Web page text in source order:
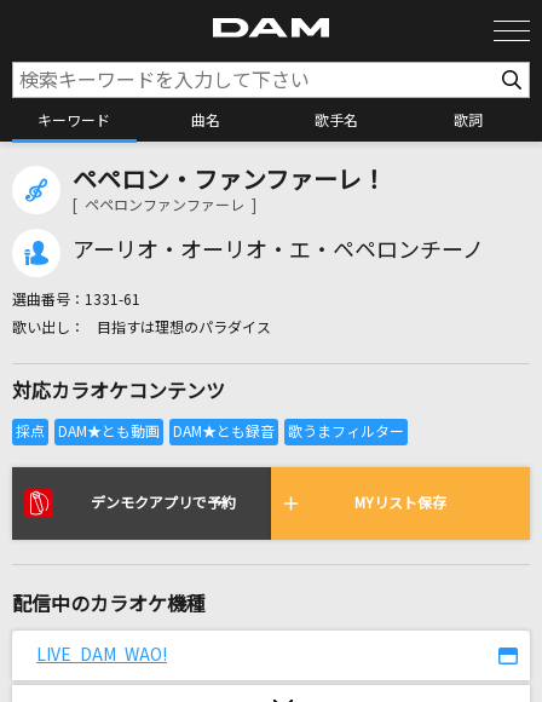
キーワード 曲名 歌手名 歌詞
カラオケ検索
全国りれき
リアルタイムで歌われている曲の一覧
[生音]喝采
ペペロン・ファンファーレ！
[ ペペロンファンファーレ ]
アーリオ・オーリオ・エ・ペペロンチーノ
選曲番号： 1331-61
目指すは理想のパラダイス
対応カラオケコンテンツ
デンモクアプリで予約 MYリスト保存
配信中のカラオケ機種
LIVE DAM WAO!